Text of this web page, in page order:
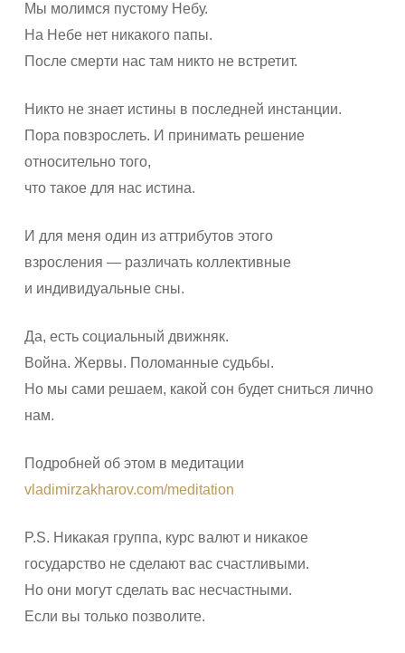
Мы молимся пустому Небу.
На Небе нет никакого папы.
После смерти нас там никто не встретит.
Никто не знает истины в последней инстанции.
Пора повзрослеть. И принимать решение
относительно того,
что такое для нас истина.
И для меня один из аттрибутов этого
взросления — различать коллективные
и индивидуальные сны.
Да, есть социальный движняк.
Война. Жервы. Поломанные судьбы.
Но мы сами решаем, какой сон будет сниться лично
нам.
Подробней об этом в медитации
vladimirzakharov.com/meditation
P.S. Никакая группа, курс валют и никакое
государство не сделают вас счастливыми.
Но они могут сделать вас несчастными.
Если вы только позволите.